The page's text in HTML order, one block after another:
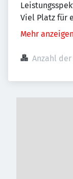
Viel Platz für
Mehr anzeigen
Anzahl